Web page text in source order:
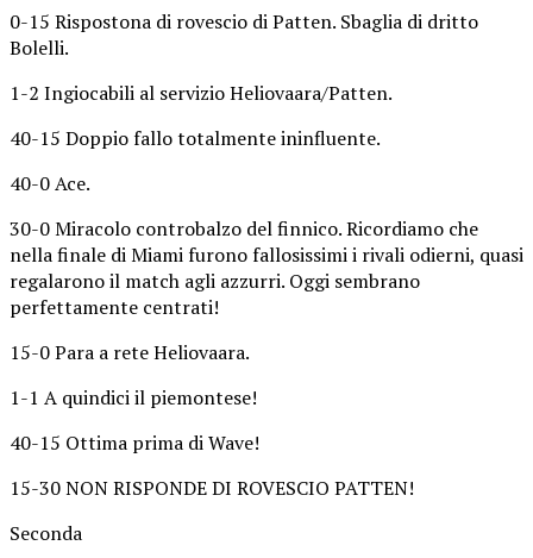
0-15 Rispostona di rovescio di Patten. Sbaglia di dritto
Bolelli.
1-2 Ingiocabili al servizio Heliovaara/Patten.
40-15 Doppio fallo totalmente ininfluente.
40-0 Ace.
30-0 Miracolo controbalzo del finnico. Ricordiamo che
nella finale di Miami furono fallosissimi i rivali odierni, quasi
regalarono il match agli azzurri. Oggi sembrano
perfettamente centrati!
15-0 Para a rete Heliovaara.
1-1 A quindici il piemontese!
40-15 Ottima prima di Wave!
15-30 NON RISPONDE DI ROVESCIO PATTEN!
Seconda